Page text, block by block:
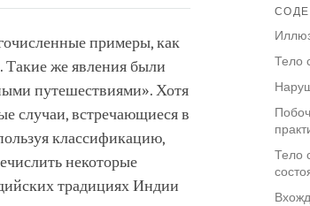
Тело
Тело
примеры, как
Такие же явления были
путешествиями». Хотя
случаи, встречающиеся в
классификацию,
некоторые
традициях Индии